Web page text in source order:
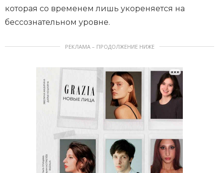
которая со временем лишь укореняется на
бессознательном уровне.
РЕКЛАМА – ПРОДОЛЖЕНИЕ НИЖЕ